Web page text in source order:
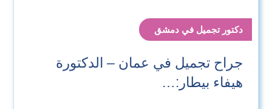
دكتور تجميل في دمشق
جراح تجميل في عمان – الدكتورة
هيفاء بيطار:…